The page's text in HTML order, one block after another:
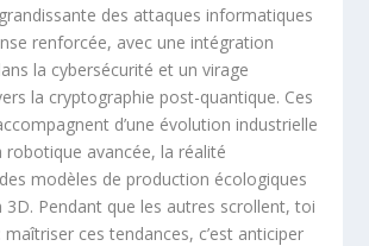
des attaques informatiques
renforcée, avec une intégration
la cybersécurité et un virage
la cryptographie post-quantique. Ces
d’une évolution industrielle
robotique avancée, la réalité
modèles de production écologiques
3D. Pendant que les autres scrollent, toi
ces tendances, c’est anticiper